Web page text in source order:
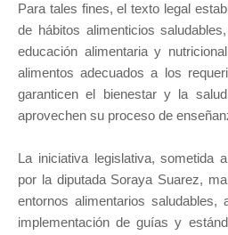
Para tales fines, el texto legal
de hábitos alimenticios
educación alimentaria y
alimentos adecuados a los
garanticen el bienestar y la
aprovechen su proceso de
La iniciativa legislativa, sometida
por la diputada Soraya Suarez,
entornos alimentarios
implementación de guías y